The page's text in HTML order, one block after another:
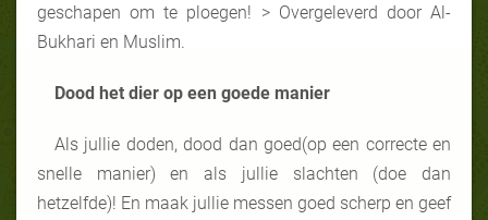
geschapen om te ploegen! > Overgeleverd door Al-
Bukhari en Muslim.
Dood het dier op een goede manier
Als jullie doden, dood dan goed(op een correcte en
snelle manier) en als jullie slachten (doe dan
hetzelfde)! En maak jullie messen goed scherp en geef